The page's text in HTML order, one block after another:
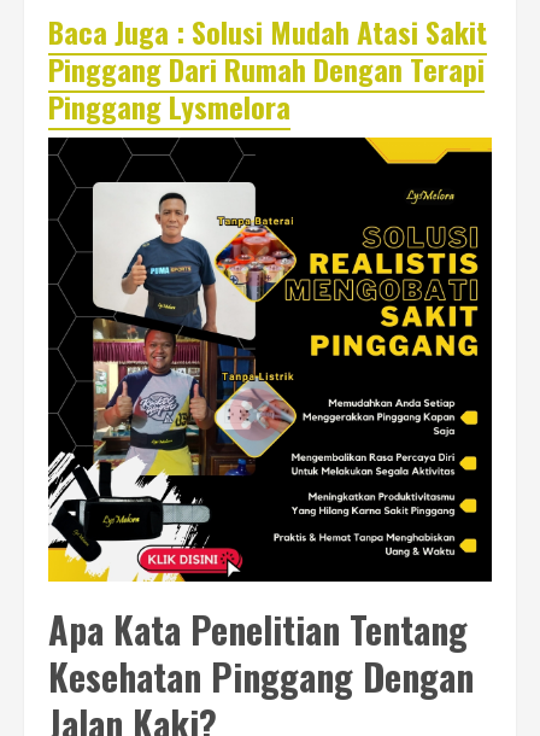
Baca Juga : Solusi Mudah Atasi Sakit
Pinggang Dari Rumah Dengan Terapi
Pinggang Lysmelora
Apa Kata Penelitian Tentang
Kesehatan Pinggang Dengan
Jalan Kaki?